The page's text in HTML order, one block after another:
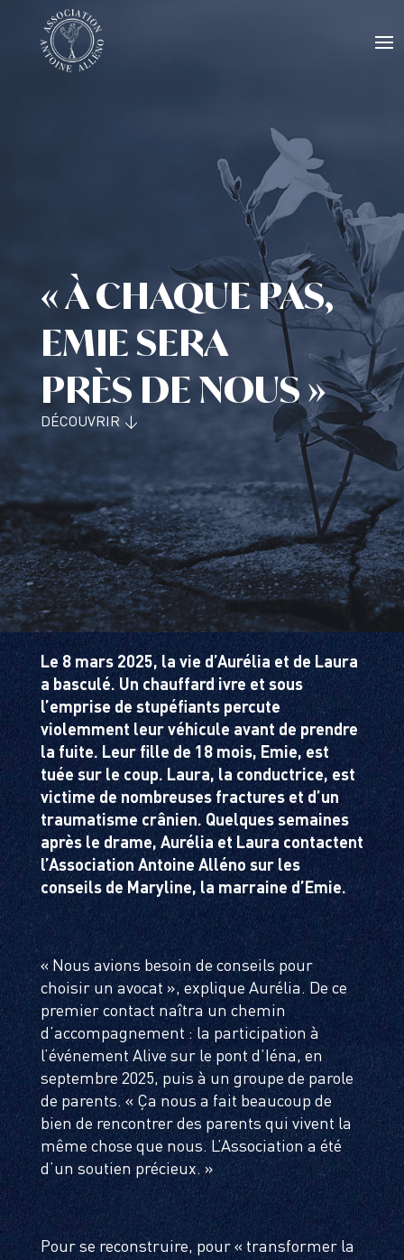
« À CHAQUE PAS,
EMIE SERA
PRÈS DE NOUS »
DÉCOUVRIR ↓
Le 8 mars 2025, la vie d’Aurélia et de Laura
a basculé. Un chauffard ivre et sous
l’emprise de stupéfiants percute
violemment leur véhicule avant de prendre
la fuite. Leur fille de 18 mois, Emie, est
tuée sur le coup. Laura, la conductrice, est
victime de nombreuses fractures et d’un
traumatisme crânien. Quelques semaines
après le drame, Aurélia et Laura contactent
l’Association Antoine Alléno sur les
conseils de Maryline, la marraine d’Emie.
« Nous avions besoin de conseils pour
choisir un avocat », explique Aurélia. De ce
premier contact naîtra un chemin
d’accompagnement : la participation à
l’événement Alive sur le pont d’Iéna, en
septembre 2025, puis à un groupe de parole
de parents. « Ça nous a fait beaucoup de
bien de rencontrer des parents qui vivent la
même chose que nous. L’Association a été
d’un soutien précieux. »
Pour se reconstruire, pour « transformer la